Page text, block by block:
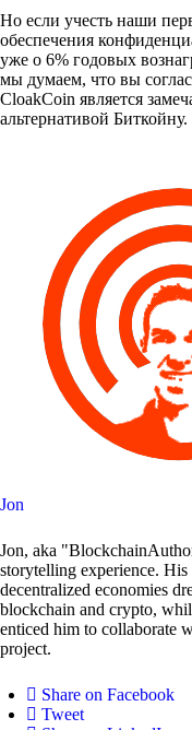
Но если учесть наши
обеспечения
уже о 6% годовых
мы думаем, что вы
CloakCoin является
альтернативой Биткойну.
Jon
Jon, aka
storytelling experience.
decentralized economies
blockchain and crypto,
enticed him to collaborate
project.
Share on Facebook
Tweet